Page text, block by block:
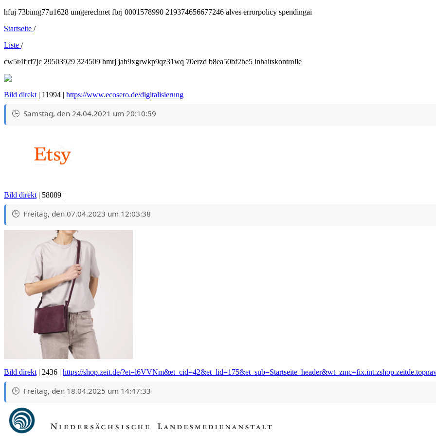
hfuj 73bimg77u1628 umgerechnet fbrj 0001578990 219374656677246 alves errorpolicy spendingai
Startseite /
Liste /
cw5r4f rf7jc 29503929 324509 hmrj jah9xgrwkp9qz31wq 70erzd b8ea50bf2be5 inhaltskontrolle
Bild direkt | 11994 | https://www.ecosero.de/digitalisierung
Samstag, den 24.04.2021 um 20:10:59
Bild direkt | 58089 |
Freitag, den 07.04.2023 um 12:03:38
Bild direkt | 2436 | https://shop.zeit.de/
Freitag, den 18.04.2025 um 14:47:33